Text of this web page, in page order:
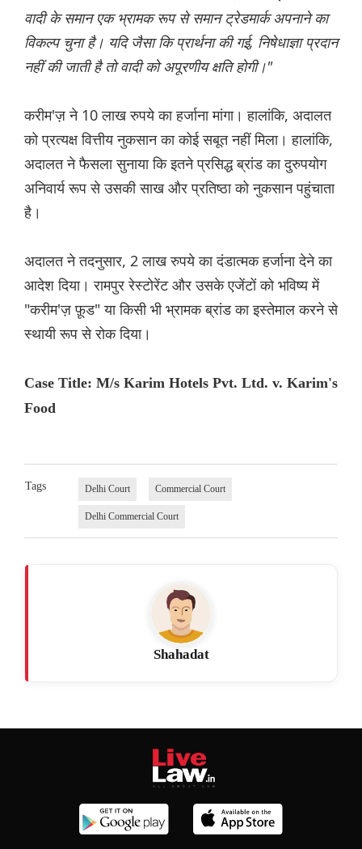
वादी के समान एक भ्रामक रूप से समान ट्रेडमार्क अपनाने का
विकल्प चुना है। यदि जैसा कि प्रार्थना की गई, निषेधाज्ञा प्रदान
नहीं की जाती है तो वादी को अपूरणीय क्षति होगी।"
करीम'ज़ ने 10 लाख रुपये का हर्जाना मांगा। हालांकि, अदालत
को प्रत्यक्ष वित्तीय नुकसान का कोई सबूत नहीं मिला। हालांकि,
अदालत ने फैसला सुनाया कि इतने प्रसिद्ध ब्रांड का दुरुपयोग
अनिवार्य रूप से उसकी साख और प्रतिष्ठा को नुकसान पहुंचाता
है।
अदालत ने तदनुसार, 2 लाख रुपये का दंडात्मक हर्जाना देने का
आदेश दिया। रामपुर रेस्टोरेंट और उसके एजेंटों को भविष्य में
"करीम'ज़ फ़ूड" या किसी भी भ्रामक ब्रांड का इस्तेमाल करने से
स्थायी रूप से रोक दिया।
Case Title: M/s Karim Hotels Pvt. Ltd. v. Karim's
Food
Tags Delhi Court Commercial Court
Delhi Commercial Court
Shahadat